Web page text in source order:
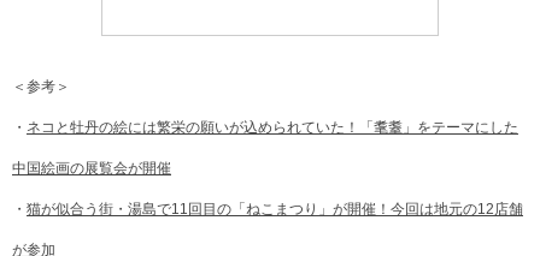
＜参考＞
・ ネコと牡丹の絵には繁栄の願いが込められていた！「耄耋」をテーマにした
中国絵画の展覧会が開催
・ 猫が似合う街・湯島で11回目の「ねこまつり」が開催！今回は地元の12店舗
が参加